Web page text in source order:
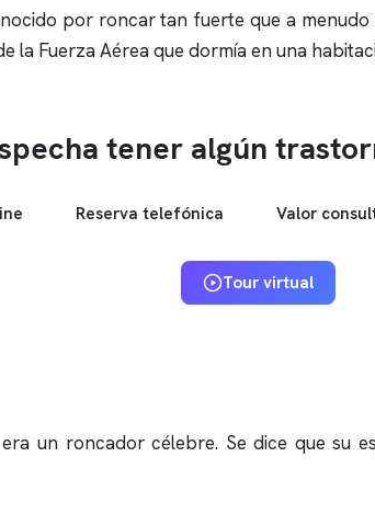
por roncartan fuerte que a menudo
la Fuerza Aérea que dormía en una
tener algún
Reserva telefónica Valor
Tour virtual
un roncador célebre. Se dice que su